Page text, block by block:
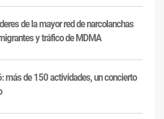
de la mayor red de narcolanchas
y tráfico de MDMA
más de 150 actividades, un concierto